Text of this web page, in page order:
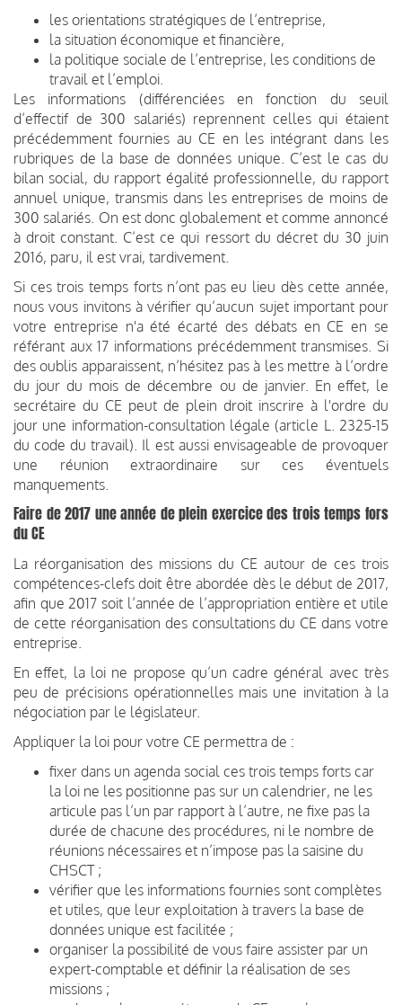
les orientations stratégiques de l’entreprise,
la situation économique et financière,
la politique sociale de l’entreprise, les conditions de
travail et l’emploi.
Les informations (différenciées en fonction du seuil
d’effectif de 300 salariés) reprennent celles qui étaient
précédemment fournies au CE en les intégrant dans les
rubriques de la base de données unique. C’est le cas du
bilan social, du rapport égalité professionnelle, du rapport
annuel unique, transmis dans les entreprises de moins de
300 salariés. On est donc globalement et comme annoncé
à droit constant. C’est ce qui ressort du décret du 30 juin
2016, paru, il est vrai, tardivement.
Si ces trois temps forts n’ont pas eu lieu dès cette année,
nous vous invitons à vérifier qu’aucun sujet important pour
votre entreprise n'a été écarté des débats en CE en se
référant aux 17 informations précédemment transmises. Si
des oublis apparaissent, n’hésitez pas à les mettre à l’ordre
du jour du mois de décembre ou de janvier. En effet, le
secrétaire du CE peut de plein droit inscrire à l'ordre du
jour une information-consultation légale (article L. 2325-15
du code du travail). Il est aussi envisageable de provoquer
une réunion extraordinaire sur ces éventuels
manquements.
Faire de 2017 une année de plein exercice des trois temps fors
du CE
La réorganisation des missions du CE autour de ces trois
compétences-clefs doit être abordée dès le début de 2017,
afin que 2017 soit l’année de l’appropriation entière et utile
de cette réorganisation des consultations du CE dans votre
entreprise.
En effet, la loi ne propose qu’un cadre général avec très
peu de précisions opérationnelles mais une invitation à la
négociation par le législateur.
Appliquer la loi pour votre CE permettra de :
fixer dans un agenda social ces trois temps forts car
la loi ne les positionne pas sur un calendrier, ne les
articule pas l’un par rapport à l’autre, ne fixe pas la
durée de chacune des procédures, ni le nombre de
réunions nécessaires et n’impose pas la saisine du
CHSCT ;
vérifier que les informations fournies sont complètes
et utiles, que leur exploitation à travers la base de
données unique est facilitée ;
organiser la possibilité de vous faire assister par un
expert-comptable et définir la réalisation de ses
missions ;